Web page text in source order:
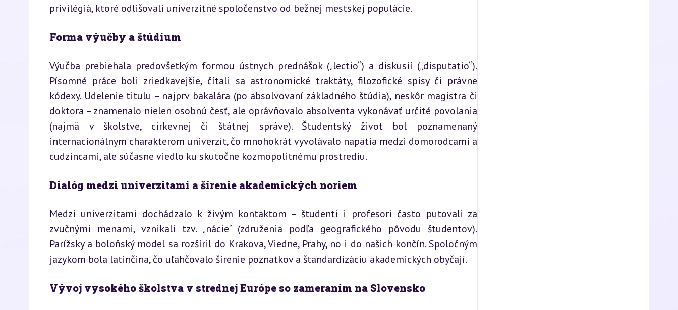
privilégiá, ktoré odlišovali univerzitné spoločenstvo od bežnej mestskej populácie.
Forma výučby a štúdium
Výučba prebiehala predovšetkým formou ústnych prednášok („lectio“) a diskusií („disputatio“).
Písomné práce boli zriedkavejšie, čítali sa astronomické traktáty, filozofické spisy či právne
kódexy. Udelenie titulu – najprv bakalára (po absolvovaní základného štúdia), neskôr magistra či
doktora – znamenalo nielen osobnú česť, ale oprávňovalo absolventa vykonávať určité povolania
(najmä v školstve, cirkevnej či štátnej správe). Študentský život bol poznamenaný
internacionálnym charakterom univerzít, čo mnohokrát vyvolávalo napätia medzi domorodcami a
cudzincami, ale súčasne viedlo ku skutočne kozmopolitnému prostrediu.
Dialóg medzi univerzitami a šírenie akademických noriem
Medzi univerzitami dochádzalo k živým kontaktom – študenti i profesori často putovali za
zvučnými menami, vznikali tzv. „nácie“ (združenia podľa geografického pôvodu študentov).
Parížsky a boloňský model sa rozšíril do Krakova, Viedne, Prahy, no i do našich končín. Spoločným
jazykom bola latinčina, čo uľahčovalo šírenie poznatkov a štandardizáciu akademických obyčají.
Vývoj vysokého školstva v strednej Európe so zameraním na Slovensko